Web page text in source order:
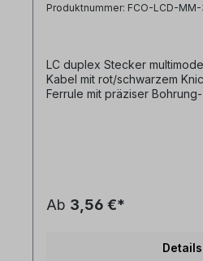
Produktnummer: FCO-LCD-MM-
LC duplex Stecker
Kabel mit rot/schwarzem
Ferrule mit präziser
Ab 3,56 €*
Details